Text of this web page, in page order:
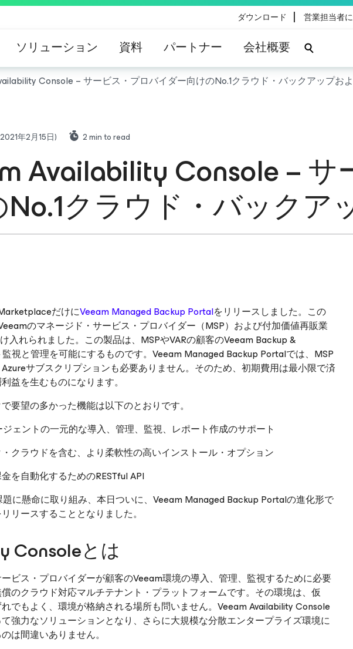
ダウンロード | 営業担当者
ソリューション 資料 パートナー 会社概要
Console – サービス・プロバイダー向けのNo.1クラウド・バックアップお
年2月15日) 2min to read
Availability Console –
クラウド・バックア
だけにVeeam Managed Backup Portalをリリースしました。この
のマネージド・サービス・プロバイダー（MSP）および付加価値再販業
入れられました。この製品は、MSPやVARの顧客のVeeam Backup &
視と管理を可能にするものです。Veeam Managed Backup Portalでは、MSP
サブスクリプションも必要ありません。そのため、初期費用は最小限で済
益を生むものになります。
要望の多かった機能は以下のとおりです。
ェントの一元的な導入、管理、監視、レポート作成のサポート
クラウドを含む、より柔軟性の高いインストール・オプション
を自動化するためのRESTful API
に懸命に取り組み、本日ついに、Veeam Managed Backup Portalの進化形で
リースすることとなりました。
Consoleとは
ビス・プロバイダーが顧客のVeeam環境の導入、管理、監視するために必要
のクラウド対応マルチテナント・プラットフォームです。その環境は、仮
でもよく、環境が格納される場所も問いません。Veeam Availability Console
強力なソリューションとなり、さらに大規模な分散エンタープライズ環境に
は間違いありません。